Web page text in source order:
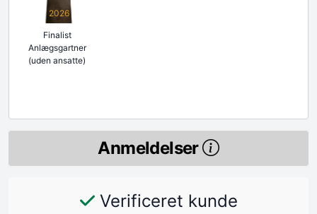
2026
Finalist
Anlægsgartner
(uden ansatte)
Anmeldelser
Verificeret kunde